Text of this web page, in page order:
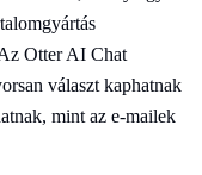
Otter AI Chat
választ kaphatnak
mint az e-mailek